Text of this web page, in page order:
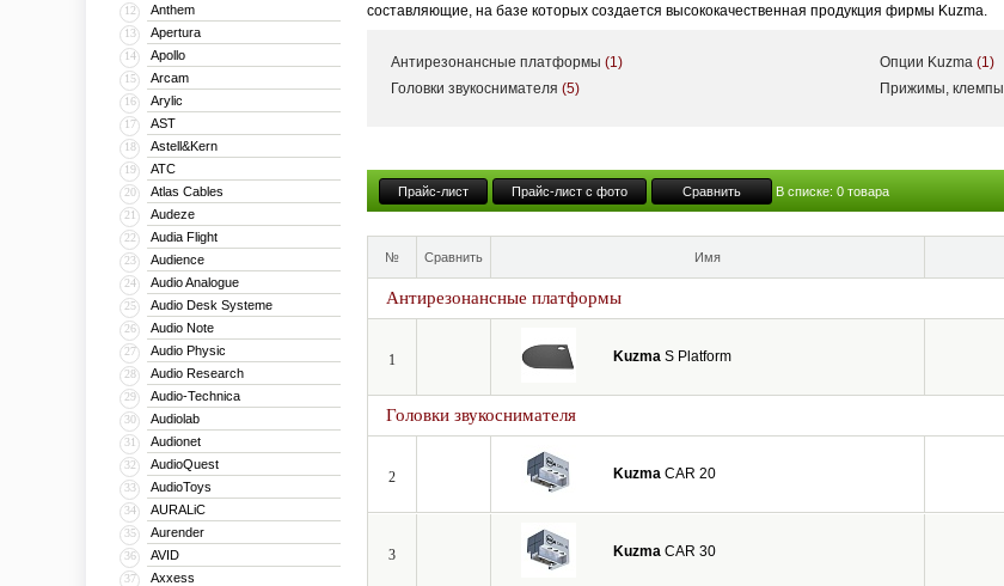
12 Anthem
13 Apertura
14 Apollo
15 Arcam
16 Arylic
17 AST
18 Astell&Kern
19 ATC
20 Atlas Cables
21 Audeze
22 Audia Flight
23 Audience
24 Audio Analogue
25 Audio Desk Systeme
26 Audio Note
27 Audio Physic
28 Audio Research
29 Audio-Technica
30 Audiolab
31 Audionet
32 AudioQuest
33 AudioToys
34 AURALiC
35 Aurender
36 AVID
37 Axxess
составляющие, на базе которых создается высококачественная продукция фирмы Kuzma.
Антирезонансные платформы (1)
Головки звукоснимателя (5)
Опции Kuzma (1)
Прижимы, клемпы
Прайс-лист Прайс-лист с фото Сравнить В списке: 0 товара
№ Сравнить Имя
Антирезонансные платформы
1 Kuzma S Platform
Головки звукоснимателя
2 Kuzma CAR 20
3 Kuzma CAR 30